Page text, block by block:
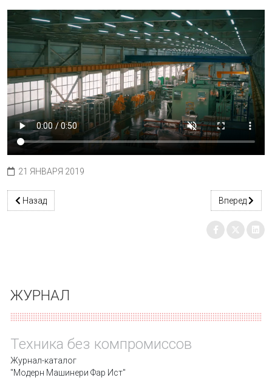
21 ЯНВАРЯ 2019
Предыдущий: Komatsu Mining Corp. на Дальнем Востоке
Назад Следующий:
Вперед
ЖУРНАЛ
Техника без компромиссов
Журнал-каталог
"Модерн Машинери Фар Ист"